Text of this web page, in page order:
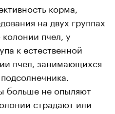
корма,
на двух группах
пчел, у
к естественной
пчел, занимающихся
больше не опыляют
страдают или